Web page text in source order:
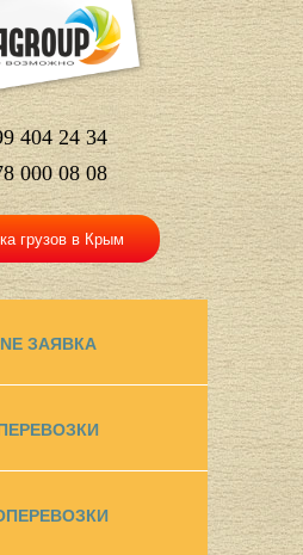
404 24 34
000 08 08
грузов в Крым
ЗАЯВКА